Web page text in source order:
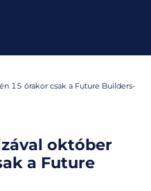
15 órakor csak a Future Builders-
október
a Future